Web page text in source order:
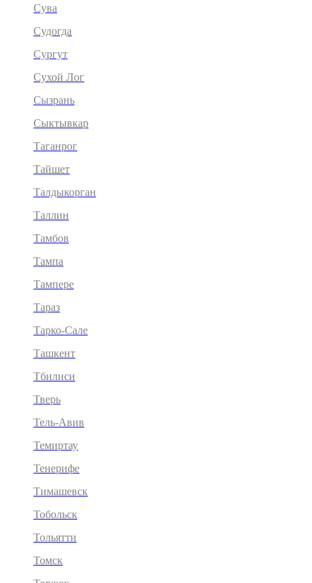
Сува
Судогда
Сургут
Сухой Лог
Сызрань
Сыктывкар
Таганрог
Тайшет
Талдыкорган
Таллин
Тамбов
Тампа
Тампере
Тараз
Тарко-Сале
Ташкент
Тбилиси
Тверь
Тель-Авив
Темиртау
Тенерифе
Тимашевск
Тобольск
Тольятти
Томск